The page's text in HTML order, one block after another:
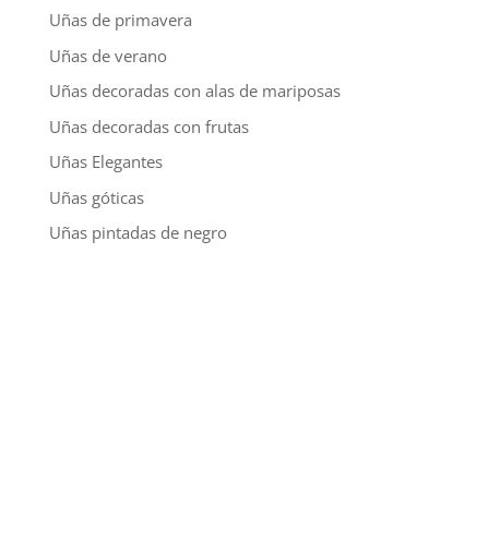
Uñas de primavera
Uñas de verano
Uñas decoradas con alas de mariposas
Uñas decoradas con frutas
Uñas Elegantes
Uñas góticas
Uñas pintadas de negro